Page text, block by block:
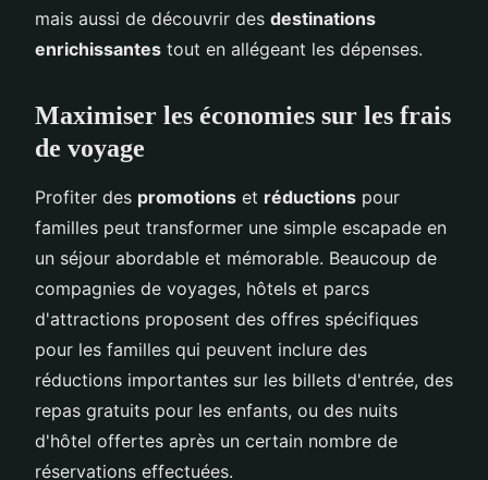
mais aussi de découvrir des destinations
enrichissantes tout en allégeant les dépenses.
Maximiser les économies sur les frais
de voyage
Profiter des promotions et réductions pour
familles peut transformer une simple escapade en
un séjour abordable et mémorable. Beaucoup de
compagnies de voyages, hôtels et parcs
d'attractions proposent des offres spécifiques
pour les familles qui peuvent inclure des
réductions importantes sur les billets d'entrée, des
repas gratuits pour les enfants, ou des nuits
d'hôtel offertes après un certain nombre de
réservations effectuées.